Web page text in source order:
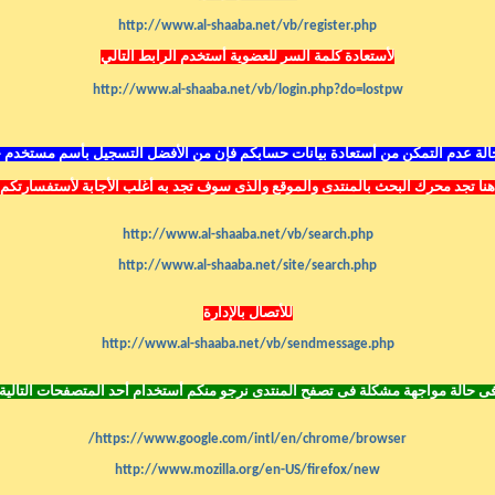
http://www.al-shaaba.net/vb/register.php
لأستعادة كلمة السر للعضوية أستخدم الرابط التالي
http://www.al-shaaba.net/vb/login.php?do=lostpw
عدم التمكن من أستعادة بيانات حسابكم فإن من الأفضل التسجيل بأسم مستخدم
هنا تجد محرك البحث بالمنتدى والموقع والذى سوف تجد به أغلب الأجابة لأستفسارتكم
http://www.al-shaaba.net/vb/search.php
http://www.al-shaaba.net/site/search.php
للأتصال بالإدارة
http://www.al-shaaba.net/vb/sendmessage.php
حالة مواجهة مشكلة فى تصفح المنتدى نرجو منكم أستخدام أحد المتصفحات
https://www.google.com/intl/en/chrome/browser/
http://www.mozilla.org/en-US/firefox/new